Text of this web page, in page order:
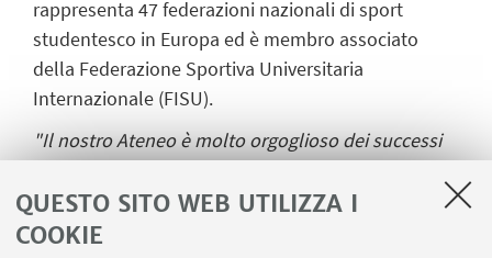
QUESTO SITO WEB UTILIZZA I
COOKIE
rappresenta 47 federazioni nazionali di sport
studentesco in Europa ed è membro associato
della Federazione Sportiva Universitaria
Internazionale (FISU).
"Il nostro Ateneo è molto orgoglioso dei successi
ambito sportivo e questa nuova partecipazione ai
Campionati Europei Universitari, dopo il fermo